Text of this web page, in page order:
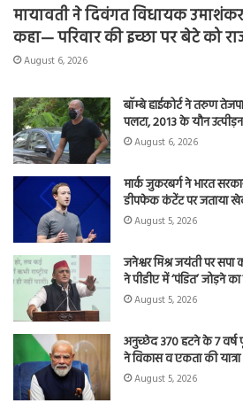
मायावती ने दिवंगत विधायक उमाशंकर
कहा— परिवार की इच्छा पर बेटे को
August 6, 2026
बॉम्बे हाईकोर्ट ने तरुण
पलटा, 2013 के यौन
August 6, 2026
मार्क जुकरबर्ग ने भारत
डीपफेक कंटेंट पर जताया
August 5, 2026
जनेश्वर मिश्र जयंती पर
ने पीडीए में ‘पंडित’ जोड़ने
August 5, 2026
अनुच्छेद 370 हटने के 7 वर्ष
ने विकास व एकता की यात्रा
August 5, 2026